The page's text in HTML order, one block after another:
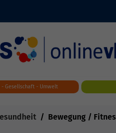
- Gesellschaft - Umwelt
Bewegung /